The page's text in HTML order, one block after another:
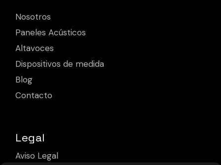
Nosotros
Paneles Acústicos
Altavoces
Dispositivos de medida
Blog
Contacto
Legal
Aviso Legal